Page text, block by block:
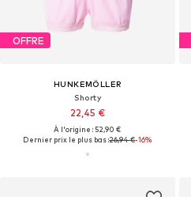
OFFRE
HUNKEMÖLLER
Shorty
22,45 €
À l'origine : 52,90 €
Dernier prix le plus bas :26,94 €-16%